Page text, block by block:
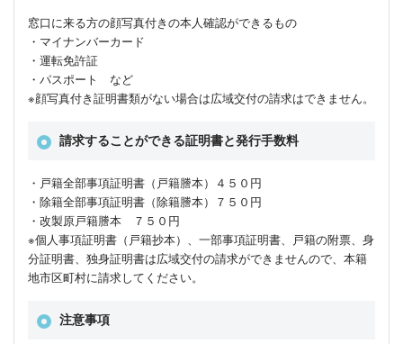
窓口に来る方の顔写真付きの本人確認ができるもの
・マイナンバーカード
・運転免許証
・パスポート など
※顔写真付き証明書類がない場合は広域交付の請求はできません。
請求することができる証明書と発行手数料
・戸籍全部事項証明書（戸籍謄本）４５０円
・除籍全部事項証明書（除籍謄本）７５０円
・改製原戸籍謄本 ７５０円
※個人事項証明書（戸籍抄本）、一部事項証明書、戸籍の附票、身
分証明書、独身証明書は広域交付の請求ができませんので、本籍
地市区町村に請求してください。
注意事項